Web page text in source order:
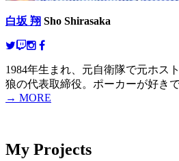
白坂 翔 Sho Shirasaka
1984年生まれ、元自衛隊で元ホス
狼の代表取締役。ポーカーが好きで
→ MORE
My Projects